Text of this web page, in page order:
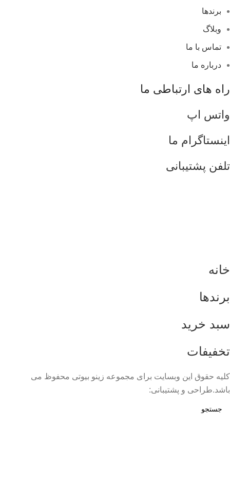
برندها
وبلاگ
تماس با ما
درباره ما
راه های ارتباطی ما
واتس اپ
اینستاگرام ما
تلفن پشتیبانی
خانه
برندها
سبد خرید
تخفیفات
کلیه حقوق این وبسایت برای مجموعه زینو بیوتی محفوظ می
باشد.طراحی و پشتیبانی: